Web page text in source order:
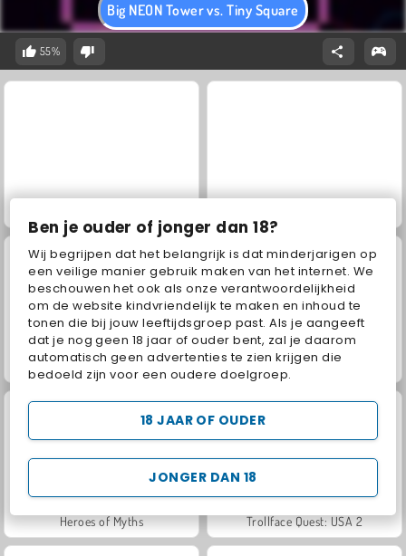
Ben je ouder of jonger dan 18?
Wij begrijpen dat het belangrijk is dat minderjarigen op
een veilige manier gebruik maken van het internet. We
beschouwen het ook als onze verantwoordelijkheid
om de website kindvriendelijk te maken en inhoud te
tonen die bij jouw leeftijdsgroep past. Als je aangeeft
dat je nog geen 18 jaar of ouder bent, zal je daarom
automatisch geen advertenties te zien krijgen die
bedoeld zijn voor een oudere doelgroep.
JONGER DAN 18
18 JAAR OF OUDER
Big NEON Tower vs. Tiny Square
55%
Masha and the Bear: Meadows Grand Mahjong Connect
Heroes of Myths Trollface Quest: USA 2